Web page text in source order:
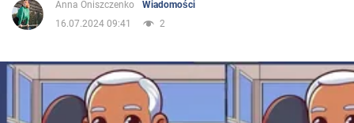
Polityka
Anna Oniszczenko
Wiadomości
16.07.2024 09:41
2